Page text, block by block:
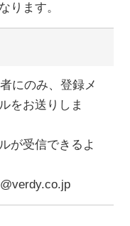
ります。
にのみ、登録メ
をお送りしま
が受信できるよ